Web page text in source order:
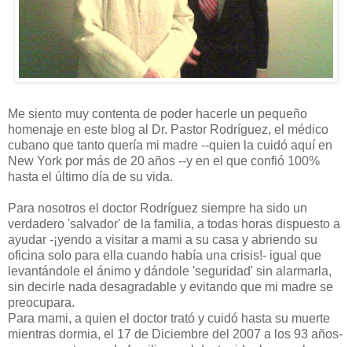
Me siento muy contenta de poder hacerle un pequeño
homenaje en este blog al Dr. Pastor Rodríguez, el médico
cubano que tanto quería mi madre --quien la cuidó aquí en
New York por más de 20 años --y en el que confió 100%
hasta el último día de su vida.
Para nosotros el doctor Rodríguez siempre ha sido un
verdadero 'salvador' de la familia, a todas horas dispuesto a
ayudar -¡yendo a visitar a mami a su casa y abriendo su
oficina solo para ella cuando había una crisis!- igual que
levantándole el ánimo y dándole 'seguridad' sin alarmarla,
sin decirle nada desagradable y evitando que mi madre se
preocupara.
Para mami, a quien el doctor trató y cuidó hasta su muerte
mientras dormia, el 17 de Diciembre del 2007 a los 93 años-